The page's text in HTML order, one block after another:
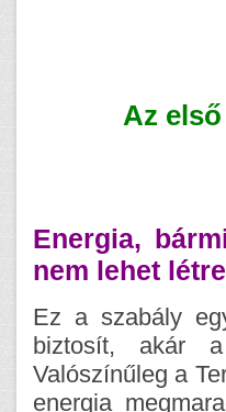
Az
Energia,
nem lehet
Ez a szabály
biztosít, akár
Valószínűleg a
energia